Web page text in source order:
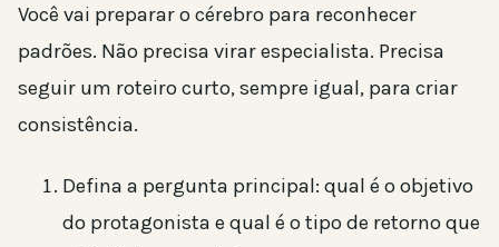
Você vai preparar o cérebro para reconhecer
padrões. Não precisa virar especialista. Precisa
seguir um roteiro curto, sempre igual, para criar
consistência.
Defina a pergunta principal: qual é o objetivo
do protagonista e qual é o tipo de retorno que